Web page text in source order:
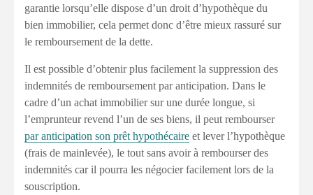
garantie lorsqu’elle dispose d’un droit d’hypothèque du
bien immobilier, cela permet donc d’être mieux rassuré sur
le remboursement de la dette.
Il est possible d’obtenir plus facilement la suppression des
indemnités de remboursement par anticipation. Dans le
cadre d’un achat immobilier sur une durée longue, si
l’emprunteur revend l’un de ses biens, il peut rembourser
par anticipation son prêt hypothécaire et lever l’hypothèque
(frais de mainlevée), le tout sans avoir à rembourser des
indemnités car il pourra les négocier facilement lors de la
souscription.